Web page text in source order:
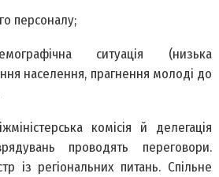
персоналу;
ситуація (низька
населення, прагнення молоді до
комісія й делегація
проводять переговори.
із регіональних питань. Спільне